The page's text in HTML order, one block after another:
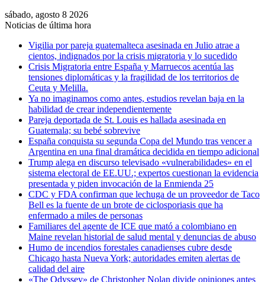
sábado, agosto 8 2026
Noticias de última hora
Vigilia por pareja guatemalteca asesinada en Julio atrae a
cientos, indignados por la crisis migratoria y lo sucedido
Crisis Migratoria entre España y Marruecos acentúa las
tensiones diplomáticas y la fragilidad de los territorios de
Ceuta y Melilla.
Ya no imaginamos como antes, estudios revelan baja en la
habilidad de crear independientemente
Pareja deportada de St. Louis es hallada asesinada en
Guatemala; su bebé sobrevive
España conquista su segunda Copa del Mundo tras vencer a
Argentina en una final dramática decidida en tiempo adicional
Trump alega en discurso televisado «vulnerabilidades» en el
sistema electoral de EE.UU.; expertos cuestionan la evidencia
presentada y piden invocación de la Enmienda 25
CDC y FDA confirman que lechuga de un proveedor de Taco
Bell es la fuente de un brote de ciclosporiasis que ha
enfermado a miles de personas
Familiares del agente de ICE que mató a colombiano en
Maine revelan historial de salud mental y denuncias de abuso
Humo de incendios forestales canadienses cubre desde
Chicago hasta Nueva York; autoridades emiten alertas de
calidad del aire
«The Odyssey» de Christopher Nolan divide opiniones antes